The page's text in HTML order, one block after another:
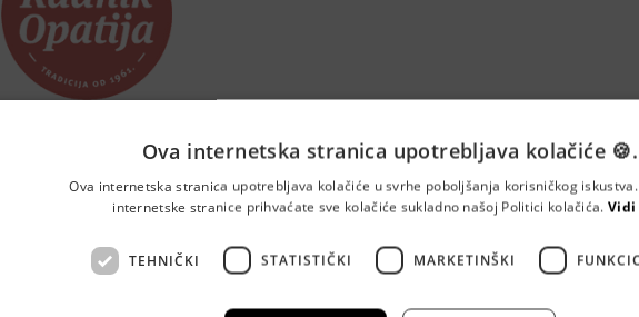
Elektromehaničar (m/ž)
👋 Hej!
Elektromehaničara!
Ova internetska stranica upotrebljava kolačiće 🍪.
Ova internetska stranica upotrebljava kolačiće u svrhe poboljšanja korisničkog
internetske stranice prihvaćate sve kolačiće sukladno našoj Politici kolačića. Vidi
TEHNIČKI STATISTIČKI MARKETINŠKI